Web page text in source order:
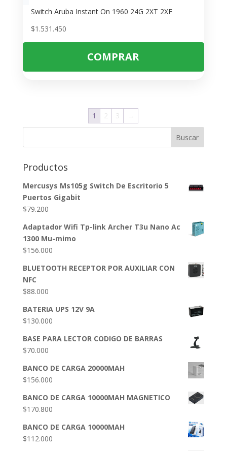
Switch Aruba Instant On 1960 24G 2XT 2XF
$1.531.450
COMPRAR
1
Buscar
Productos
Mercusys Ms105g Switch De Escritorio 5
Puertos Gigabit
$79.200
Adaptador Wifi Tp-link Archer T3u Nano Ac
1300 Mu-mimo
$156.000
BLUETOOTH RECEPTOR POR AUXILIAR CON
NFC
$88.000
BATERIA UPS 12V 9A
$130.000
BASE PARA LECTOR CODIGO DE BARRAS
$70.000
BANCO DE CARGA 20000MAH
$156.000
BANCO DE CARGA 10000MAH MAGNETICO
$170.800
BANCO DE CARGA 10000MAH
$112.000